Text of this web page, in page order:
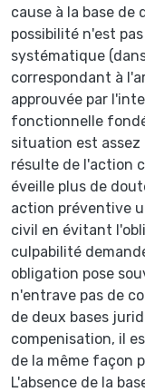
cause à la base
possibilité n'est
systématique
correspondant à
approuvée par
fonctionnelle
situation est
résulte de l'action
éveille plus de
action préventive
civil en évitant
culpabilité
obligation pose
n'entrave pas de
de deux bases
compenisation, il
de la même façon
L'absence de la